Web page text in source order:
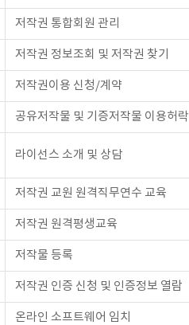
저작권 통합회원 관리
저작권 정보조회 및 저작권 찾기
저작권이용 신청/계약
공유저작물 및 기증저작물 이용허락
라이선스 소개 및 상담
저작권 교원 원격직무연수 교육
저작권 원격평생교육
저작물 등록
저작권 인증 신청 및 인증정보 열람
온라인 소프트웨어 임치